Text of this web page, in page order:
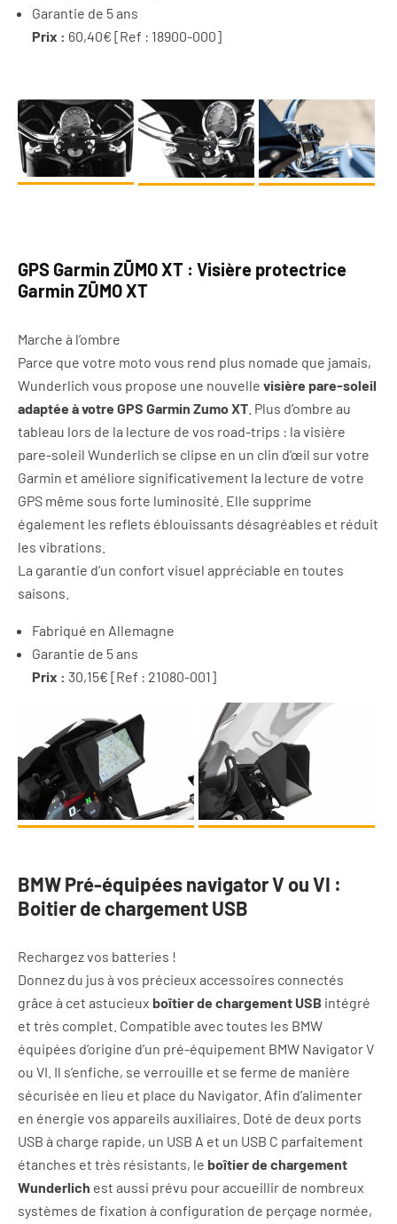
Garantie de 5 ans
Prix : 60,40€ [Ref : 18900-000]
GPS Garmin ZŪMO XT : Visière protectrice
Garmin ZŪMO XT
Marche à l’ombre
Parce que votre moto vous rend plus nomade que jamais,
Wunderlich vous propose une nouvelle visière pare-soleil
adaptée à votre GPS Garmin Zumo XT . Plus d’ombre au
tableau lors de la lecture de vos road-trips : la visière
pare-soleil Wunderlich se clipse en un clin d’œil sur votre
Garmin et améliore significativement la lecture de votre
GPS même sous forte luminosité. Elle supprime
également les reflets éblouissants désagréables et réduit
les vibrations.
La garantie d‘un confort visuel appréciable en toutes
saisons.
Fabriqué en Allemagne
Garantie de 5 ans
Prix : 30,15€ [Ref : 21080-001]
BMW Pré-équipées navigator V ou VI :
Boitier de chargement USB
Rechargez vos batteries !
Donnez du jus à vos précieux accessoires connectés
grâce à cet astucieux boîtier de chargement USB intégré
et très complet. Compatible avec toutes les BMW
équipées d’origine d’un pré-équipement BMW Navigator V
ou VI. Il s’enfiche, se verrouille et se ferme de manière
sécurisée en lieu et place du Navigator. Afin d’alimenter
en énergie vos appareils auxiliaires. Doté de deux ports
USB à charge rapide, un USB A et un USB C parfaitement
étanches et très résistants, le boîtier de chargement
Wunderlich est aussi prévu pour accueillir de nombreux
systèmes de fixation à configuration de perçage normée,